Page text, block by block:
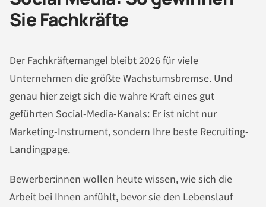
Sie Fachkräfte
DerFachkräftemangel bleibt 2026für viele
Unternehmen die größte Wachstumsbremse. Und
genau hier zeigt sich die wahre Kraft eines gut
geführten Social-Media-Kanals: Er ist nicht nur
Marketing-Instrument, sondern Ihre beste Recruiting-
Landingpage.
Bewerber:innen wollen heute wissen, wie sich die
Arbeit bei Ihnen anfühlt, bevor sie den Lebenslauf